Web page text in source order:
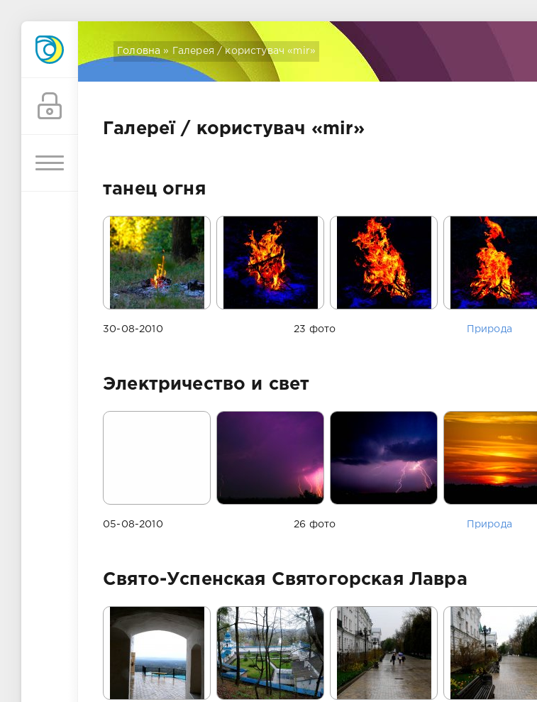
Головна » Галерея / користувач «mir»
Галереї / користувач «mir»
танец огня
30-08-2010 23 фото Природа
Электричество и свет
05-08-2010 26 фото Природа
Свято-Успенская Святогорская Лавра